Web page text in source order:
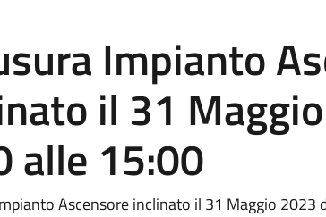
Impianto
il 31
alle 15:00
Ascensore inclinato il 31 Maggio 2023